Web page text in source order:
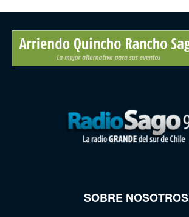
SOBRE NOSOTROS